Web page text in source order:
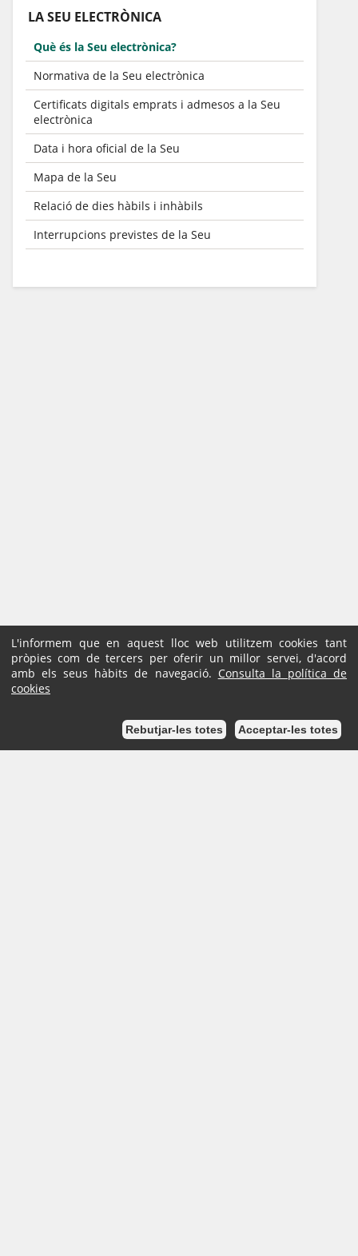
LA SEU ELECTRÒNICA
Què és la Seu electrònica?
Normativa de la Seu electrònica
Certificats digitals emprats i admesos a la Seu
electrònica
Data i hora oficial de la Seu
Mapa de la Seu
Relació de dies hàbils i inhàbils
Interrupcions previstes de la Seu
L'informem que en aquest lloc web utilitzem cookies tant
pròpies com de tercers per oferir un millor servei, d'acord
amb els seus hàbits de navegació. Consulta la política de
cookies
Rebutjar-les totes Acceptar-les totes